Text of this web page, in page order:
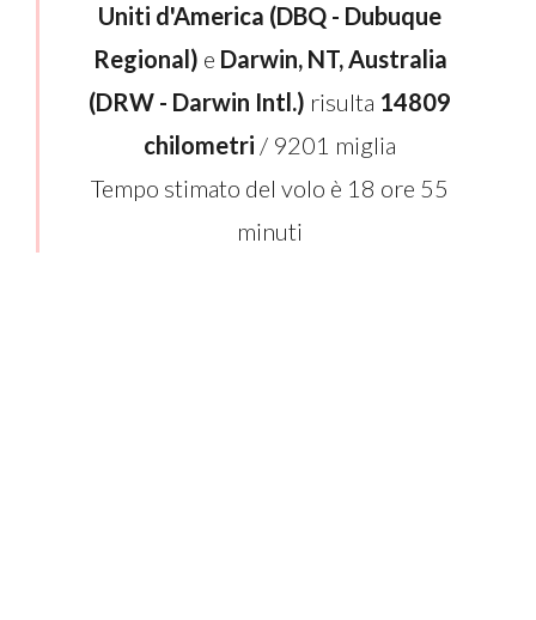
Uniti d'America (DBQ - Dubuque
Regional) e Darwin, NT, Australia
(DRW - Darwin Intl.) risulta 14809
chilometri / 9201 miglia
Tempo stimato del volo è 18 ore 55
minuti